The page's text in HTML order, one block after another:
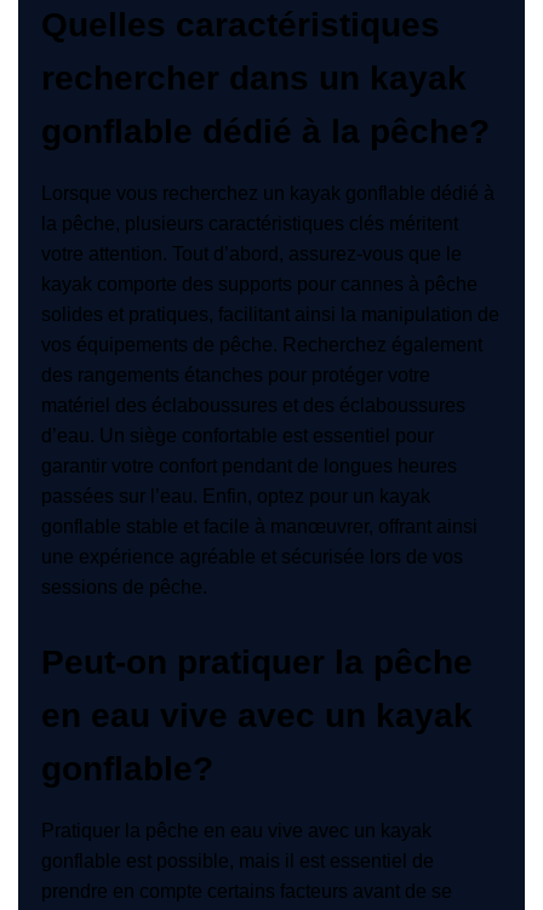
Quelles caractéristiques
rechercher dans un kayak
gonflable dédié à la pêche?
Lorsque vous recherchez un kayak gonflable dédié à
la pêche, plusieurs caractéristiques clés méritent
votre attention. Tout d’abord, assurez-vous que le
kayak comporte des supports pour cannes à pêche
solides et pratiques, facilitant ainsi la manipulation de
vos équipements de pêche. Recherchez également
des rangements étanches pour protéger votre
matériel des éclaboussures et des éclaboussures
d’eau. Un siège confortable est essentiel pour
garantir votre confort pendant de longues heures
passées sur l’eau. Enfin, optez pour un kayak
gonflable stable et facile à manœuvrer, offrant ainsi
une expérience agréable et sécurisée lors de vos
sessions de pêche.
Peut-on pratiquer la pêche
en eau vive avec un kayak
gonflable?
Pratiquer la pêche en eau vive avec un kayak
gonflable est possible, mais il est essentiel de
prendre en compte certains facteurs avant de se